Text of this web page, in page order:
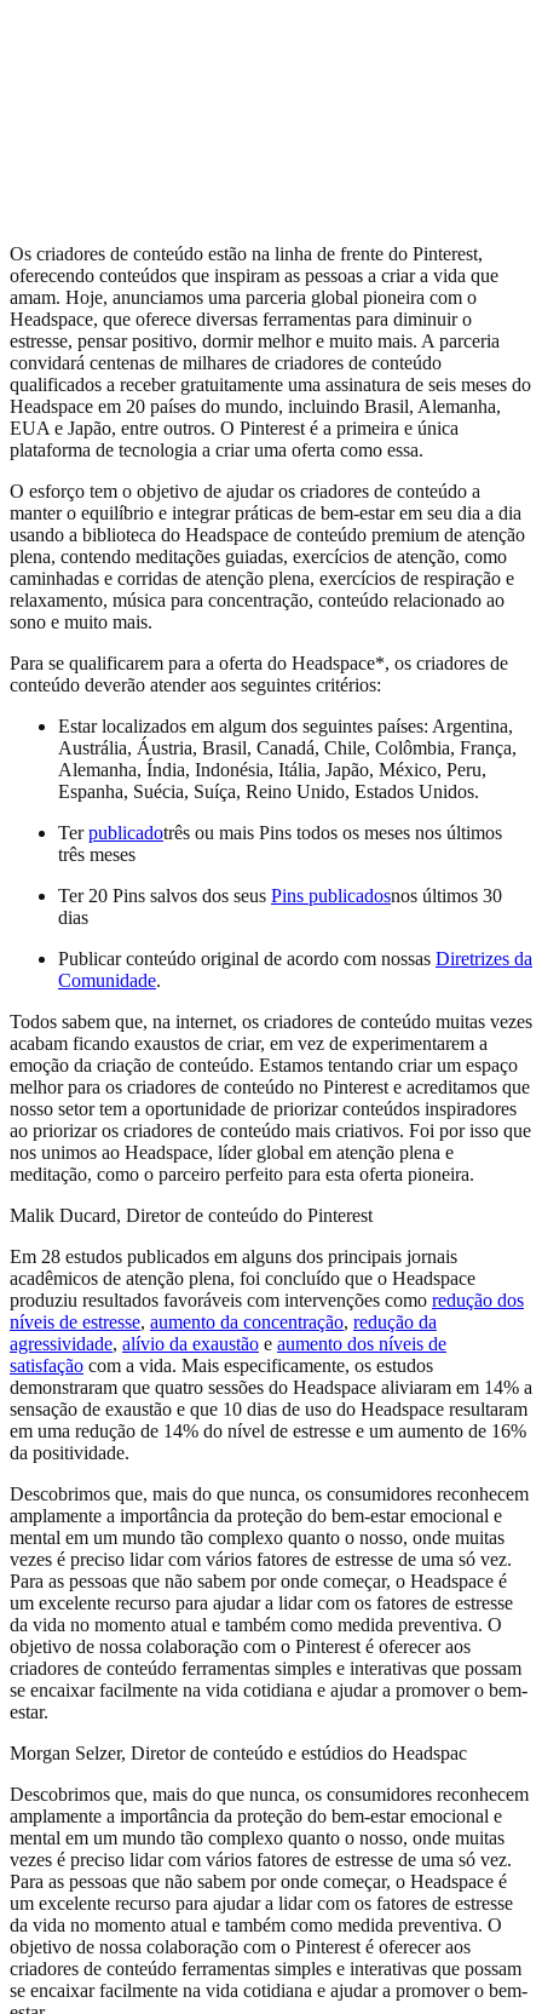
Os criadores de conteúdo estão na linha de frente do Pinterest,
oferecendo conteúdos que inspiram as pessoas a criar a vida que
amam. Hoje, anunciamos uma parceria global pioneira com o
Headspace, que oferece diversas ferramentas para diminuir o
estresse, pensar positivo, dormir melhor e muito mais. A parceria
convidará centenas de milhares de criadores de conteúdo
qualificados a receber gratuitamente uma assinatura de seis meses do
Headspace em 20 países do mundo, incluindo Brasil, Alemanha,
EUA e Japão, entre outros. O Pinterest é a primeira e única
plataforma de tecnologia a criar uma oferta como essa.
O esforço tem o objetivo de ajudar os criadores de conteúdo a
manter o equilíbrio e integrar práticas de bem-estar em seu dia a dia
usando a biblioteca do Headspace de conteúdo premium de atenção
plena, contendo meditações guiadas, exercícios de atenção, como
caminhadas e corridas de atenção plena, exercícios de respiração e
relaxamento, música para concentração, conteúdo relacionado ao
sono e muito mais.
Para se qualificarem para a oferta do Headspace*, os criadores de
conteúdo deverão atender aos seguintes critérios:
Estar localizados em algum dos seguintes países: Argentina,
Austrália, Áustria, Brasil, Canadá, Chile, Colômbia, França,
Alemanha, Índia, Indonésia, Itália, Japão, México, Peru,
Espanha, Suécia, Suíça, Reino Unido, Estados Unidos.
Terpublicadotrês ou mais Pins todos os meses nos últimos
três meses
Ter 20 Pins salvos dos seus Pins publicadosnos últimos 30
dias
Publicar conteúdo original de acordo com nossas Diretrizes da
Comunidade.
Todos sabem que, na internet, os criadores de conteúdo muitas vezes
acabam ficando exaustos de criar, em vez de experimentarem a
emoção da criação de conteúdo. Estamos tentando criar um espaço
melhor para os criadores de conteúdo no Pinterest e acreditamos que
nosso setor tem a oportunidade de priorizar conteúdos inspiradores
ao priorizar os criadores de conteúdo mais criativos. Foi por isso que
nos unimos ao Headspace, líder global em atenção plena e
meditação, como o parceiro perfeito para esta oferta pioneira.
Malik Ducard, Diretor de conteúdo do Pinterest
Em 28 estudos publicados em alguns dos principais jornais
acadêmicos de atenção plena, foi concluído que o Headspace
produziu resultados favoráveis com intervenções como redução dos
níveis de estresse, aumento da concentração, redução da
agressividade, alívio da exaustão e aumento dos níveis de
satisfação com a vida. Mais especificamente, os estudos
demonstraram que quatro sessões do Headspace aliviaram em 14% a
sensação de exaustão e que 10 dias de uso do Headspace resultaram
em uma redução de 14% do nível de estresse e um aumento de 16%
da positividade.
Descobrimos que, mais do que nunca, os consumidores reconhecem
amplamente a importância da proteção do bem-estar emocional e
mental em um mundo tão complexo quanto o nosso, onde muitas
vezes é preciso lidar com vários fatores de estresse de uma só vez.
Para as pessoas que não sabem por onde começar, o Headspace é
um excelente recurso para ajudar a lidar com os fatores de estresse
da vida no momento atual e também como medida preventiva. O
objetivo de nossa colaboração com o Pinterest é oferecer aos
criadores de conteúdo ferramentas simples e interativas que possam
se encaixar facilmente na vida cotidiana e ajudar a promover o bem-
estar.
Morgan Selzer, Diretor de conteúdo e estúdios do Headspac
Descobrimos que, mais do que nunca, os consumidores reconhecem
amplamente a importância da proteção do bem-estar emocional e
mental em um mundo tão complexo quanto o nosso, onde muitas
vezes é preciso lidar com vários fatores de estresse de uma só vez.
Para as pessoas que não sabem por onde começar, o Headspace é
um excelente recurso para ajudar a lidar com os fatores de estresse
da vida no momento atual e também como medida preventiva. O
objetivo de nossa colaboração com o Pinterest é oferecer aos
criadores de conteúdo ferramentas simples e interativas que possam
se encaixar facilmente na vida cotidiana e ajudar a promover o bem-